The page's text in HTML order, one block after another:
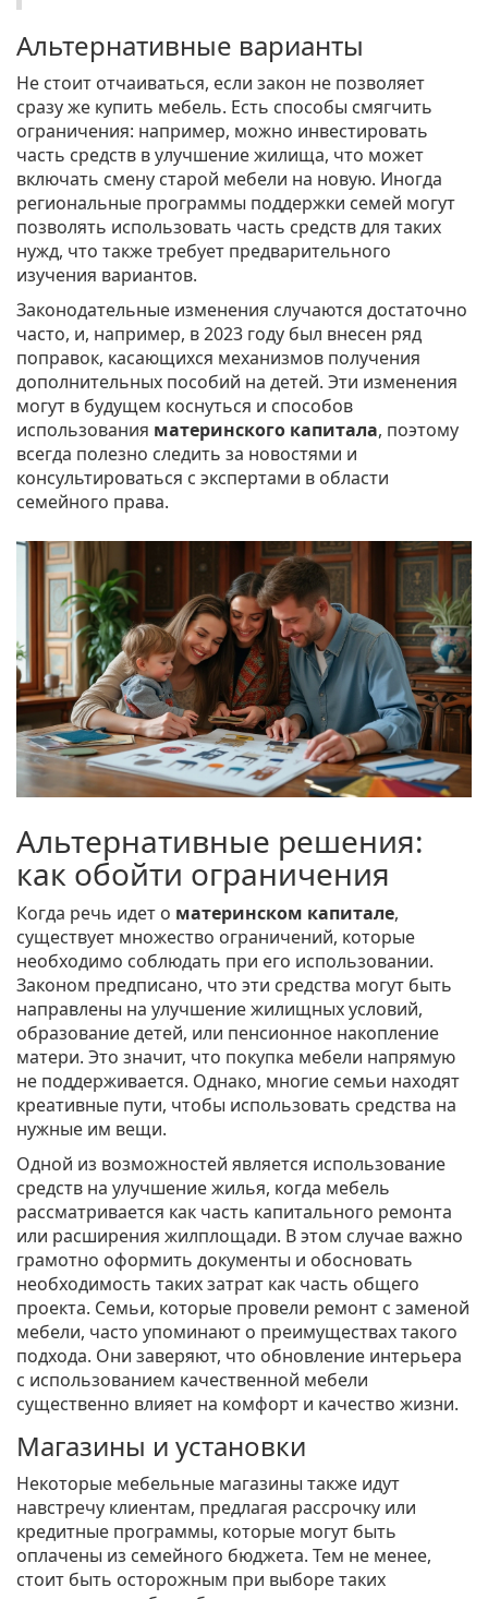
Альтернативные варианты
Не стоит отчаиваться, если закон не позволяет
сразу же купить мебель. Есть способы смягчить
ограничения: например, можно инвестировать
часть средств в улучшение жилища, что может
включать смену старой мебели на новую. Иногда
региональные программы поддержки семей могут
позволять использовать часть средств для таких
нужд, что также требует предварительного
изучения вариантов.
Законодательные изменения случаются достаточно
часто, и, например, в 2023 году был внесен ряд
поправок, касающихся механизмов получения
дополнительных пособий на детей. Эти изменения
могут в будущем коснуться и способов
использования материнского капитала, поэтому
всегда полезно следить за новостями и
консультироваться с экспертами в области
семейного права.
Альтернативные решения:
как обойти ограничения
Когда речь идет о материнском капитале,
существует множество ограничений, которые
необходимо соблюдать при его использовании.
Законом предписано, что эти средства могут быть
направлены на улучшение жилищных условий,
образование детей, или пенсионное накопление
матери. Это значит, что покупка мебели напрямую
не поддерживается. Однако, многие семьи находят
креативные пути, чтобы использовать средства на
нужные им вещи.
Одной из возможностей является использование
средств на улучшение жилья, когда мебель
рассматривается как часть капитального ремонта
или расширения жилплощади. В этом случае важно
грамотно оформить документы и обосновать
необходимость таких затрат как часть общего
проекта. Семьи, которые провели ремонт с заменой
мебели, часто упоминают о преимуществах такого
подхода. Они заверяют, что обновление интерьера
с использованием качественной мебели
существенно влияет на комфорт и качество жизни.
Магазины и установки
Некоторые мебельные магазины также идут
навстречу клиентам, предлагая рассрочку или
кредитные программы, которые могут быть
оплачены из семейного бюджета. Тем не менее,
стоит быть осторожным при выборе таких